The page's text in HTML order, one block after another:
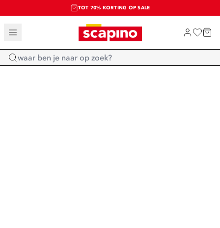
TOT 70% KORTING OP SALE
SALE: LAATSTE KANS!
SHOP NIEUW
Home